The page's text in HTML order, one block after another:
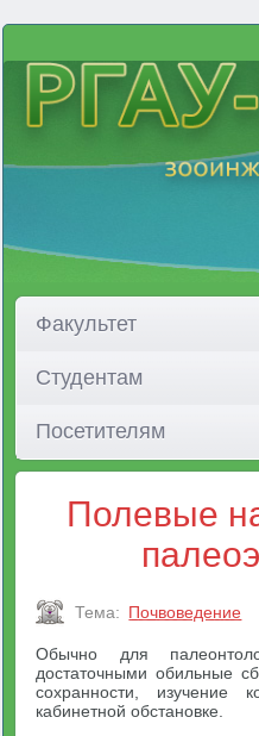
Факультет
Студентам
Посетителям
Полевые
Тема: Почвоведение
Обычно для
достаточными обильные
сохранности, изучение
кабинетной обстановке.